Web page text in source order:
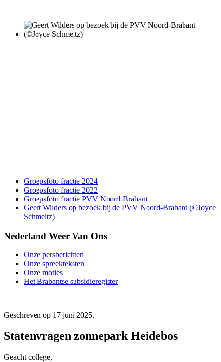
Groepsfoto fractie 2024
Groepsfoto fractie 2022
Groepsfoto fractie PVV Noord-Brabant
Geert Wilders op bezoek bij de PVV Noord-Brabant (©Joyce
Schmeitz)
Nederland Weer Van Ons
Onze persberichten
Onze spreekteksten
Onze moties
Het Brabantse subsidieregister
Geschreven op 17 juni 2025.
Statenvragen zonnepark Heidebos
Geacht college,